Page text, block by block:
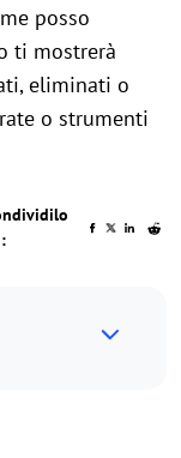
posso
ti mostrerà
eliminati o
o strumenti